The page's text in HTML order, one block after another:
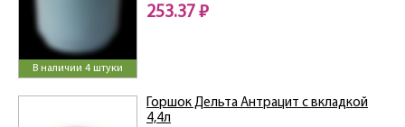
В наличии 4 штуки
253.37 ₽
Горшок Дельта Антрацит с вкладкой
4,4л